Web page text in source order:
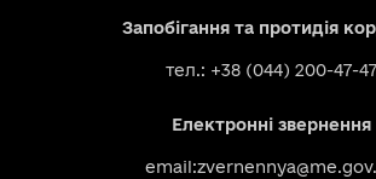
Запобігання та протидія
тел.: +38 (044) 200-47-47
Електронні звернення
email: